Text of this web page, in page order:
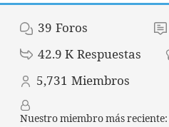
39 Foros
42.9 K Respuestas
5,731 Miembros
Nuestro miembro más reciente: